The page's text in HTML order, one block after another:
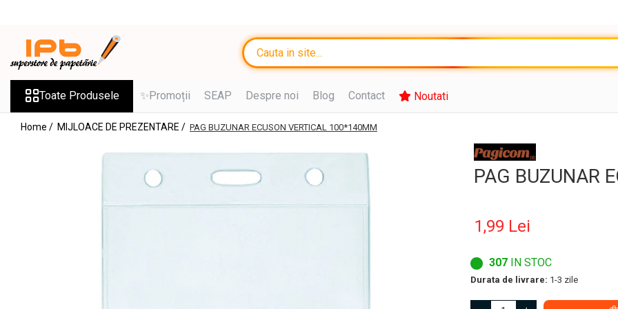
Toate Produsele
Ghiozdane, Rucsacuri, Trolere
Penare, Etuiuri, Necessaire
Toate Produsele ✨Promoții SEAP Despre noi Blog Contact Noutati
Home / MIJLOACE DE PREZENTARE / PAG BUZUNAR ECUSON VERTICAL 100*140MM
PAG BUZUNAR
1,99 Lei
307 IN STOC
Durata de livrare: 1-3 zile